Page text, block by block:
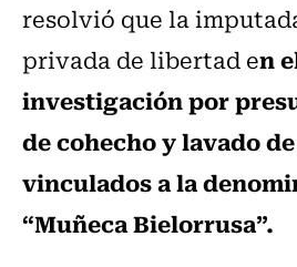
resolvió que la
privada de libertad en
investigación por
de cohecho y lavado
vinculados a la
“Muñeca Bielorrusa”.